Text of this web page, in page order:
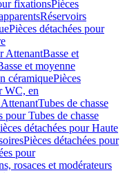
fixationsPièces
Réservoirs
Pièces détachées pour
AttenantBasse et
et moyenne
céramiquePièces
WC, en
AttenantTubes de chasse
pour Tubes de chasse
détachées pour Haute
Pièces détachées pour
pour
rosaces et modérateurs